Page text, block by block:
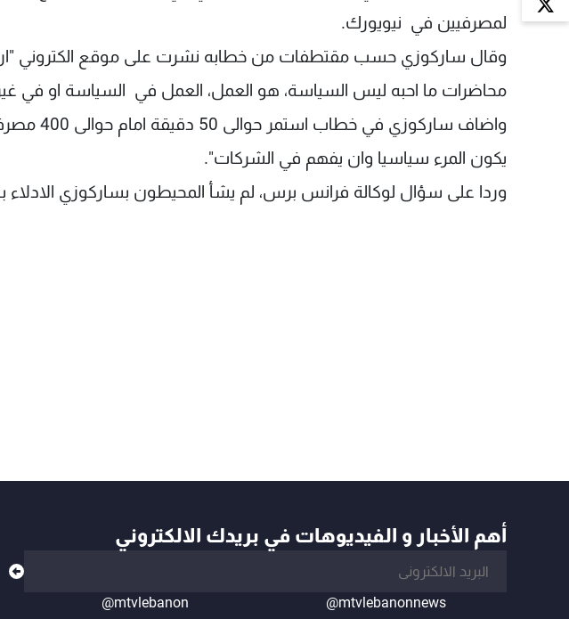
لمصرفيين في نيويورك.
وقال ساركوزي حسب مقتطفات من خطابه نشرت على موقع الكتروني
محاضرات ما احبه ليس السياسة، هو العمل، العمل في السياسة او في
واضاف
يكون المرء سياسيا وان يفهم في الشركات".
وردا على سؤال لوكالة فرانس برس، لم يشأ المحيطون بساركوزي الادلاء
أهم الأخبار و الفيديوهات في بريدك الالكتروني
@mtvlebanonnews
@mtvlebanon